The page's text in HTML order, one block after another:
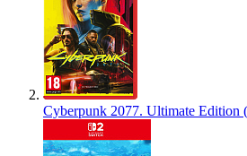
Cyberpunk 2077. Ultimate Edition